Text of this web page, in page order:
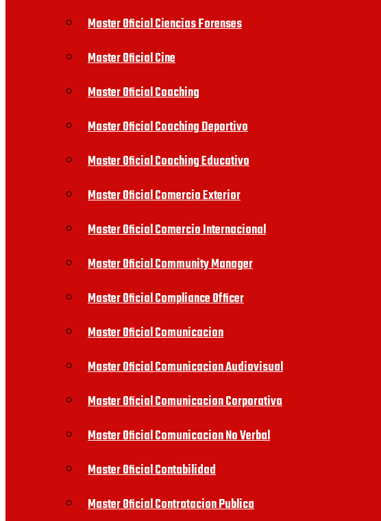
Master Oficial Ciencias Forenses
Master Oficial Cine
Master Oficial Coaching
Master Oficial Coaching Deportivo
Master Oficial Coaching Educativo
Master Oficial Comercio Exterior
Master Oficial Comercio Internacional
Master Oficial Community Manager
Master Oficial Compliance Officer
Master Oficial Comunicacion
Master Oficial Comunicacion Audiovisual
Master Oficial Comunicacion Corporativa
Master Oficial Comunicacion No Verbal
Master Oficial Contabilidad
Master Oficial Contratacion Publica